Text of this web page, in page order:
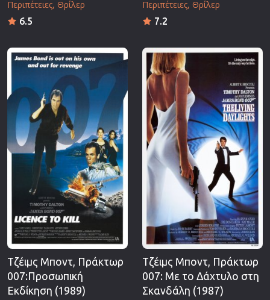
Περιπέτειες Θρίλερ
6.5
Περιπέτειες Θρίλερ
7.2
Τζέιμς Μποντ, Πράκτωρ
007:Προσωπική
Εκδίκηση (1989)
Τζέιμς Μποντ, Πράκτωρ
007: Με το Δάχτυλο στη
Σκανδάλη (1987)